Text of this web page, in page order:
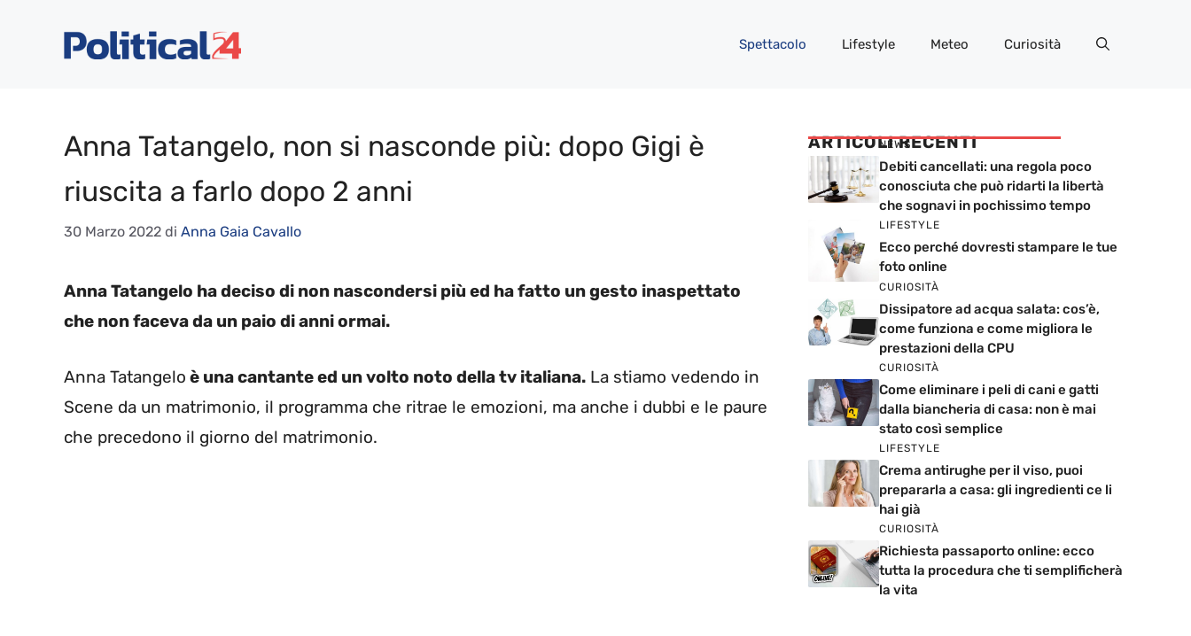
Spettacolo Lifestyle Meteo Curiosità
Anna Tatangelo, non si nasconde più: dopo Gigi è
riuscita a farlo dopo 2 anni
30 Marzo 2022 di Anna Gaia Cavallo
Anna Tatangelo ha deciso di non nascondersi più ed ha fatto un gesto inaspettato
che non faceva da un paio di anni ormai.
Anna Tatangelo è una cantante ed un volto noto della tv italiana. La stiamo vedendo in
Scene da un matrimonio, il programma che ritrae le emozioni, ma anche i dubbi e le paure
che precedono il giorno del matrimonio.
ARTICOLI RECENTI
NEWS
Debiti cancellati: una regola poco
conosciuta che può ridarti la libertà
che sognavi in pochissimo tempo
LIFESTYLE
Ecco perché dovresti stampare le tue
foto online
CURIOSITÀ
Dissipatore ad acqua salata: cos’è,
come funziona e come migliora le
prestazioni della CPU
CURIOSITÀ
Come eliminare i peli di cani e gatti
dalla biancheria di casa: non è mai
stato così semplice
LIFESTYLE
Crema antirughe per il viso, puoi
prepararla a casa: gli ingredienti ce li
hai già
CURIOSITÀ
Richiesta passaporto online: ecco
tutta la procedura che ti semplificherà
la vita